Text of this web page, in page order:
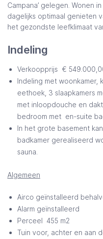
Campana’ gelegen. Wonen
dagelijks optimaal genieten
het gezondste leefklimaat
Indeling
Verkoopprijs €
Indeling met woonkamer,
eethoek, 3 slaapkamers
met inloopdouche en
bedroom met en-suite
In het grote basement
badkamer gerealiseerd
sauna.
Algemeen
Airco geïnstalleerd
Alarm geïnstalleerd
Perceel 455 m2
Tuin voor, achter en aan